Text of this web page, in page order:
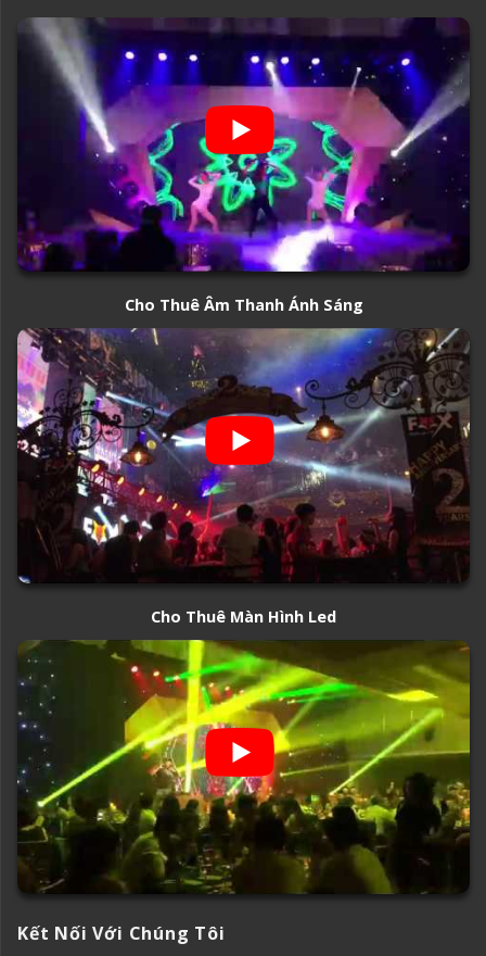
Cho Thuê Âm Thanh Ánh Sáng
Cho Thuê Màn Hình Led
Kết Nối Với Chúng Tôi